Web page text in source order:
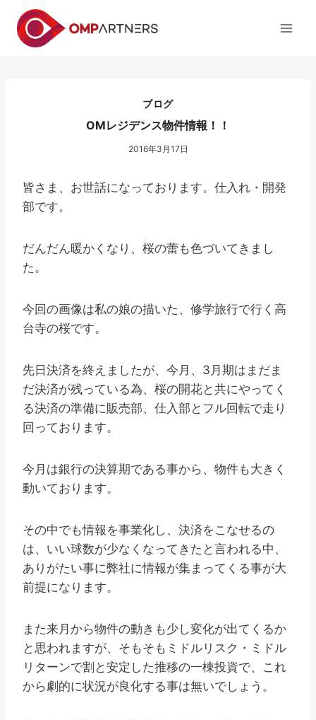
ブログ
OMレジデンス物件情報！！
2016年3月17日
皆さま、お世話になっております。仕入れ・開発
部です。
だんだん暖かくなり、桜の蕾も色づいてきまし
た。
今回の画像は私の娘の描いた、修学旅行で行く高
台寺の桜です。
先日決済を終えましたが、今月、3月期はまだま
だ決済が残っている為、桜の開花と共にやってく
る決済の準備に販売部、仕入部とフル回転で走り
回っております。
今月は銀行の決算期である事から、物件も大きく
動いております。
その中でも情報を事業化し、決済をこなせるの
は、いい球数が少なくなってきたと言われる中、
ありがたい事に弊社に情報が集まってくる事が大
前提になります。
また来月から物件の動きも少し変化が出てくるか
と思われますが、そもそもミドルリスク・ミドル
リターンで割と安定した推移の一棟投資で、これ
から劇的に状況が良化する事は無いでしょう。